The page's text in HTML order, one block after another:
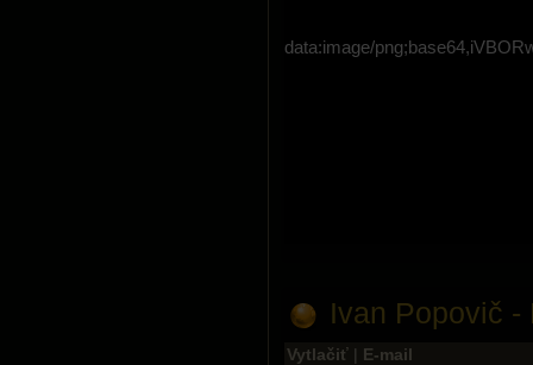
data:image/
Ivan Popovič -
Vytlačiť | E-mail